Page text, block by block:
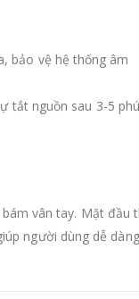
bảo vệ hệ thống âm
tắt nguồn sau 3-5
vân tay. Mặt đầu
người dùng dễ dàng